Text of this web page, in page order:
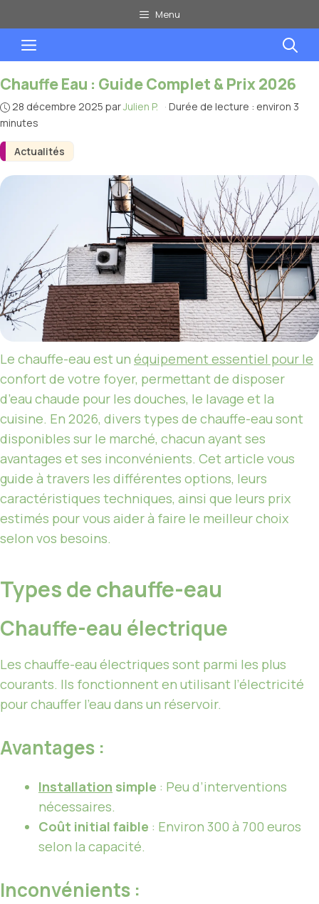
au
contenu
Menu
Menu
Actualités
Chauffe Eau : Guide Complet & Prix 2026
28 décembre 2025 parJulien P. · Durée de lecture : environ 3
minutes
Le chauffe-eau est un équipement essentiel pour le
confort de votre foyer, permettant de disposer
d’eau chaude pour les douches, le lavage et la
cuisine. En 2026, divers types de chauffe-eau sont
disponibles sur le marché, chacun ayant ses
avantages et ses inconvénients. Cet article vous
guide à travers les différentes options, leurs
caractéristiques techniques, ainsi que leurs prix
estimés pour vous aider à faire le meilleur choix
selon vos besoins.
Types de chauffe-eau
Chauffe-eau électrique
Les chauffe-eau électriques sont parmi les plus
courants. Ils fonctionnent en utilisant l’électricité
pour chauffer l’eau dans un réservoir.
Avantages :
Installation simple : Peu d’interventions
nécessaires.
Coût initial faible : Environ 300 à 700 euros
selon la capacité.
Inconvénients :